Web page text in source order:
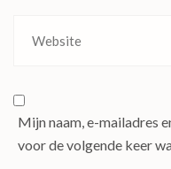
Mijn naam, e-mailadres
voor de volgende keer